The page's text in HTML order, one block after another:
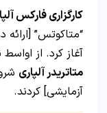
کارگزاری فارکس
“متاکوتس” [ارائه
آغاز کرد. از اواسط نوامبر سال
متاتریدر آلپاری
آزمایشی] کردند.